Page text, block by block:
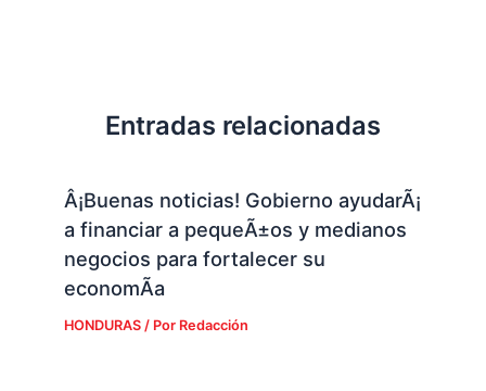
Entradas relacionadas
Â¡Buenas noticias! Gobierno ayudarÃ¡
a financiar a pequeÃ±os y medianos
negocios para fortalecer su
economÃ­a
HONDURAS/ Por Redacción